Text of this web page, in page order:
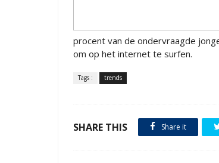
procent van de ondervraagde
om op het internet te surfen.
Tags : trends
SHARE THIS Share it